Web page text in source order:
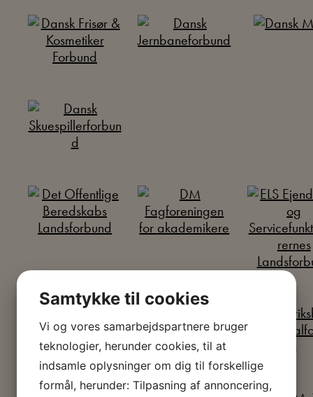
Samtykke til cookies
Vi og vores samarbejdspartnere bruger
teknologier, herunder cookies, til at
indsamle oplysninger om dig til forskellige
formål, herunder: Tilpasning af annoncering,